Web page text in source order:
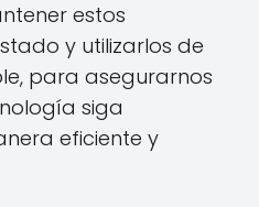
estos
y utilizarlos de
para asegurarnos
siga
eficiente y